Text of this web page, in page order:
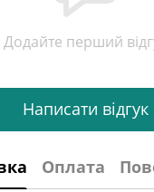
Додайте перший
Написати відгук
Оплата